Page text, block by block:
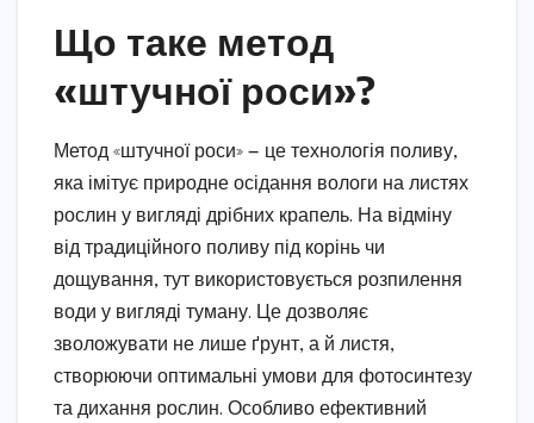
Що таке метод
«штучної роси»?
Метод «штучної роси» — це технологія поливу,
яка імітує природне осідання вологи на листях
рослин у вигляді дрібних крапель. На відміну
від традиційного поливу під корінь чи
дощування, тут використовується розпилення
води у вигляді туману. Це дозволяє
зволожувати не лише ґрунт, а й листя,
створюючи оптимальні умови для фотосинтезу
та дихання рослин. Особливо ефективний